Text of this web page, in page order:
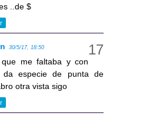
..de $
30/5/17, 18:50
me faltaba y con
especie de punta de
otra vista sigo